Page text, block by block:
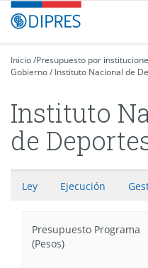
Contenido
principalDIPRES
-
de
Presupuestos
Inicio/Presupuesto por
Gobierno/ Instituto Nacional de
Instituto
de
Ley Ejecución
Presupuesto Programa
(Pesos)